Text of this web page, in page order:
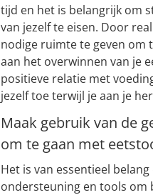
tijd en het is belangrijk om
van jezelf te eisen. Door
nodige ruimte te geven om
aan het overwinnen van je
positieve relatie met
jezelf toe terwijl je aan je
Maak gebruik van de
om te gaan met
Het is van essentieel
ondersteuning en tools om